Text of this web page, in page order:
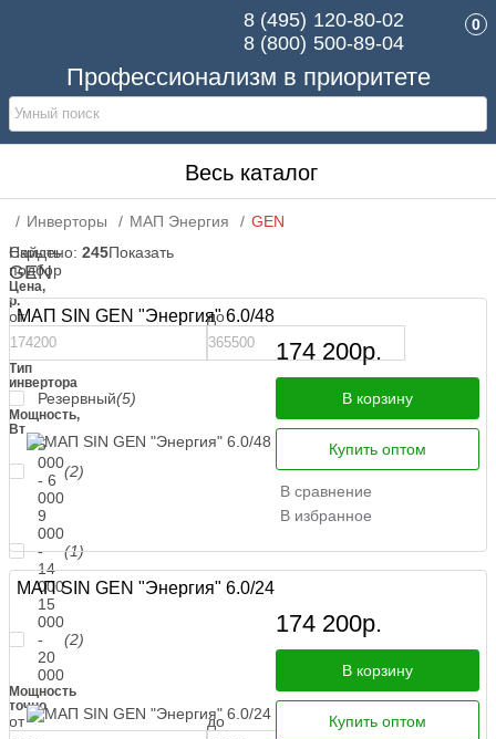
Профессионализм в приоритете
8 (495) 120-80-02
8 (800) 500-89-04
0
Весь каталог
Инверторы МАП Энергия
GEN
Скрыть
подбор
Цена,
р.
от до
Тип
инвертора
Резервный(5)
Мощность,
Вт
5
000
- 6
000
(2)
9
000
-
14
000
(1)
15
000
-
20
000
(2)
Мощность
точно
от до
Найдено: 245Показать
GEN
МАП SIN GEN "Энергия" 6.0/48
174 200р.
В корзину
Купить оптом
В сравнение
В избранное
МАП SIN GEN "Энергия" 6.0/24
174 200р.
В корзину
Купить оптом